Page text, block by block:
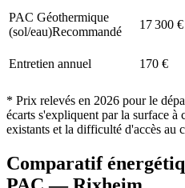
PAC Géothermique
(sol/eau)Recommandé
17 300 €
Entretien annuel
170 €
* Prix relevés en 2026 pour le
écarts s'expliquent par la surface à
existants et la difficulté d'accès au
Comparatif